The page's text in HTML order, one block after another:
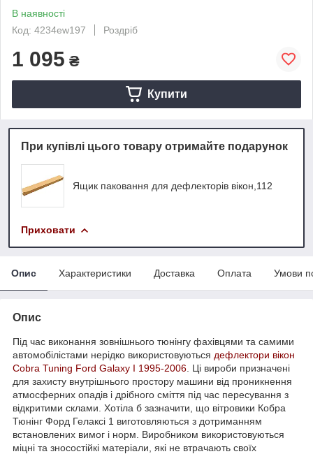
В наявності
Код: 4234ew197
Роздріб
1 095 ₴
Купити
При купівлі цього товару отримайте подарунок
Ящик паковання для дефлекторів вікон,112
Приховати
Опис Характеристики Доставка Оплата Умови
Опис
Під час виконання зовнішнього тюнінгу фахівцями та самими
автомобілістами нерідко використовуються дефлектори вікон
Cobra Tuning Ford Galaxy I 1995-2006 . Ці вироби призначені
для захисту внутрішнього простору машини від проникнення
атмосферних опадів і дрібного сміття під час пересування з
відкритими склами. Хотіла б зазначити, що вітровики Кобра
Тюнінг Форд Гелаксі 1 виготовляються з дотриманням
встановлених вимог і норм. Виробником використовуються
міцні та зносостійкі матеріали, які не втрачають своїх